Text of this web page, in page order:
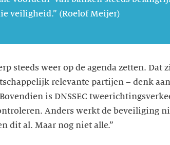
veiligheid.” (Roelof Meijer)
steeds weer op de agenda zetten. Dat
relevante partijen – denk
is DNSSEC
Anders werkt de beveiliging
dit al. Maar nog niet alle.”